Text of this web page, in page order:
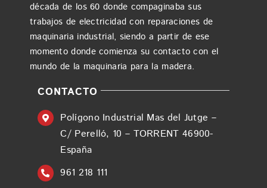
década de los 60 donde compaginaba sus
trabajos de electricidad con reparaciones de
maquinaria industrial, siendo a partir de ese
momento donde comienza su contacto con el
mundo de la maquinaria para la madera.
CONTACTO
Polígono Industrial Mas del Jutge –
C/ Perelló, 10 – TORRENT 46900-
España
961 218 111